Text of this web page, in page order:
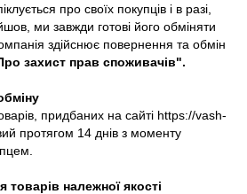
про своїх покупців і в разі,
ми завжди готові його обміняти
здійснює повернення та обмін
захист прав споживачів".
придбаних на сайті https://vash-
протягом 14 днів з моменту
належної якості